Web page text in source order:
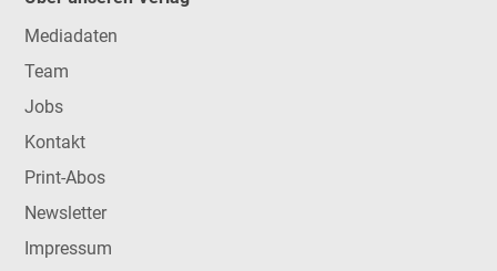
Mediadaten
Team
Jobs
Kontakt
Print-Abos
Newsletter
Impressum